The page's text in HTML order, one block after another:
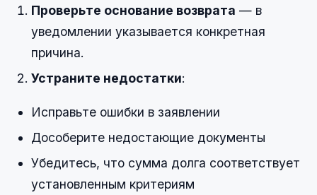
Проверьте основание возврата — в
уведомлении указывается конкретная
причина.
Устраните недостатки:
Исправьте ошибки в заявлении
Дособерите недостающие документы
Убедитесь, что сумма долга соответствует
установленным критериям